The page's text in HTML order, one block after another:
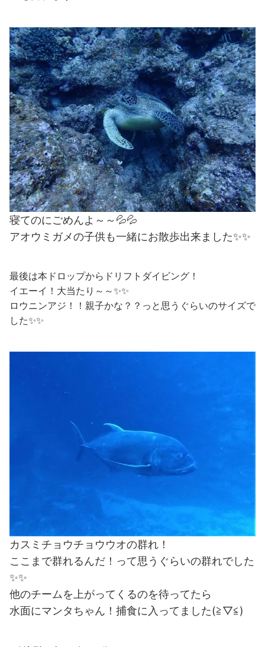
寝てのにごめんよ～～💦💦
アオウミガメの子供も一緒にお散歩出来ました✨✨
最後は本ドロップからドリフトダイビング！
イエーイ！大当たり～～✨✨
ロウニンアジ！！親子かな？？っと思うぐらいのサイズで
した✨✨
カスミチョウチョウウオの群れ！
ここまで群れるんだ！って思うぐらいの群れでした
✨✨
他のチームを上がってくるのを待ってたら
水面にマンタちゃん！捕食に入ってました(≧▽≦)